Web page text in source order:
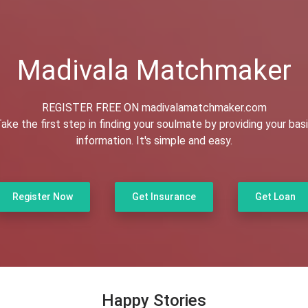
Madivala Matchmaker
REGISTER FREE ON madivalamatchmaker.com
the first step in finding your soulmate by providing your
information. It's simple and easy.
Register Now Get Insurance Get Loan
Happy Stories